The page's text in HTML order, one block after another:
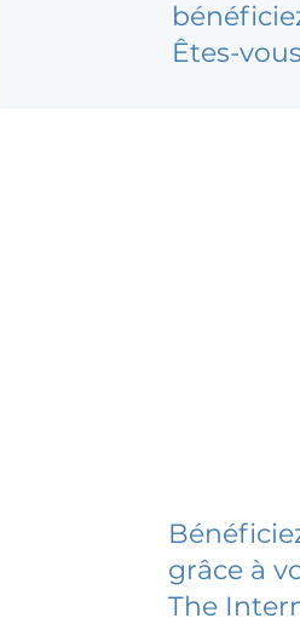
Êtes-
grâce à
The